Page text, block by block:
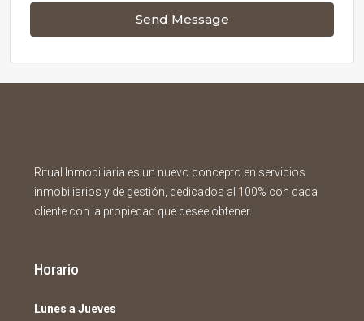
Send Message
Ritual Inmobiliaria es un nuevo concepto en servicios
inmobiliarios y de gestión, dedicados al 100% con cada
cliente con la propiedad que desee obtener.
Horario
Lunes a Jueves